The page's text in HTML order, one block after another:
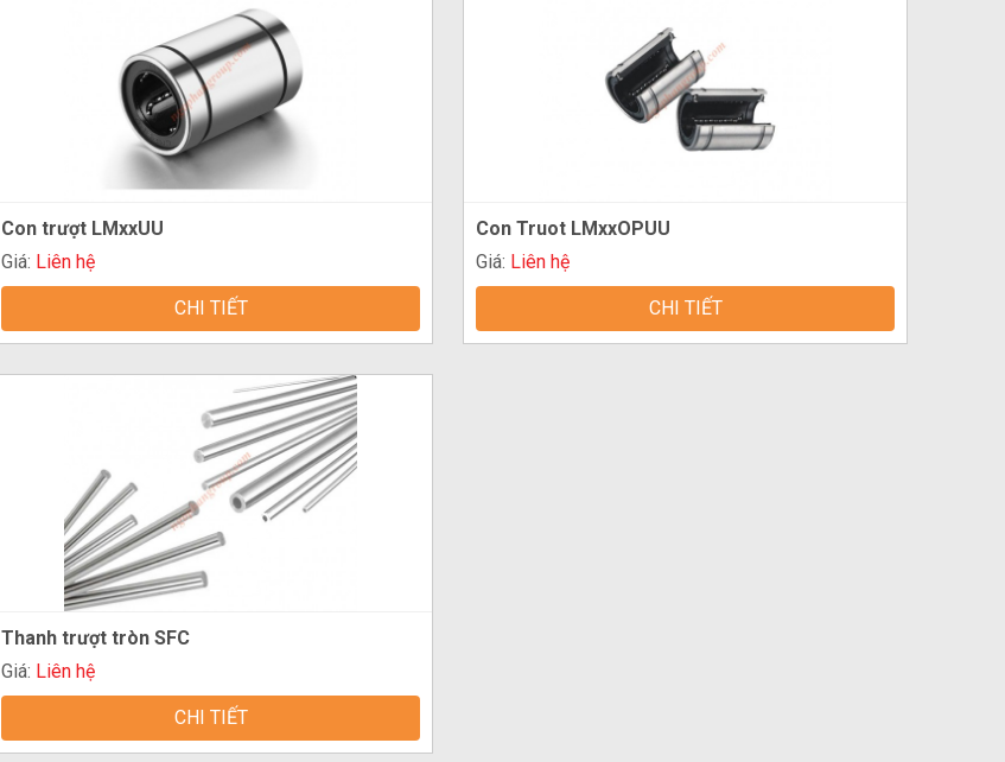
Con trượt LMxxUU
Giá: Liên hệ
CHI TIẾT
Con Truot LMxxOPUU
Giá: Liên hệ
CHI TIẾT
Thanh trượt tròn SFC
Giá: Liên hệ
CHI TIẾT